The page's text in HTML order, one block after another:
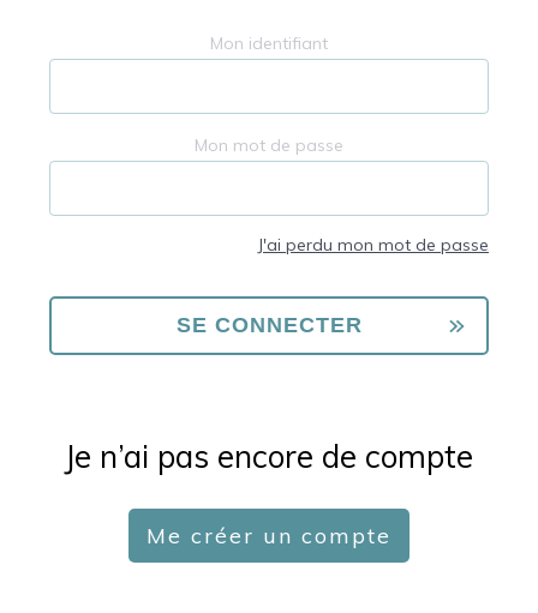
Mon identifiant
Mon mot de passe
J'ai perdu mon mot de passe
Je n’ai pas encore de compte
Me créer un compte